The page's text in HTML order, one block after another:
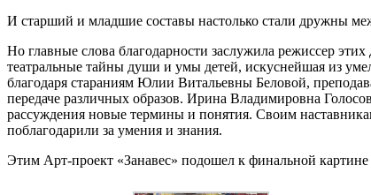
И старший и младшие составы настолько стали дружны
Но главные слова благодарности заслужила режиссер
театральные тайны души и умы детей, искуснейшая из
благодаря стараниям Юлии Витальевны Беловой,
передаче различных образов. Ирина Владимировна
рассуждения новые термины и понятия. Своим
поблагодарили за умения и знания.
Этим Арт-проект «Занавес» подошел к финальной